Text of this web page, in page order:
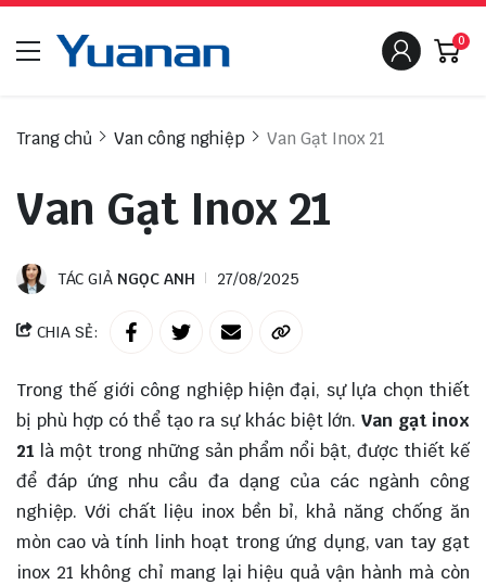
0
Trang chủ Van công nghiệp Van Gạt Inox 21
Van Gạt Inox 21
TÁC GIẢ NGỌC ANH 27/08/2025
CHIA SẺ:
Trong thế giới công nghiệp hiện đại, sự lựa chọn thiết
bị phù hợp có thể tạo ra sự khác biệt lớn.Van gạt inox
21 là một trong những sản phẩm nổi bật, được thiết kế
để đáp ứng nhu cầu đa dạng của các ngành công
nghiệp. Với chất liệu inox bền bỉ, khả năng chống ăn
mòn cao và tính linh hoạt trong ứng dụng, van tay gạt
inox 21 không chỉ mang lại hiệu quả vận hành mà còn